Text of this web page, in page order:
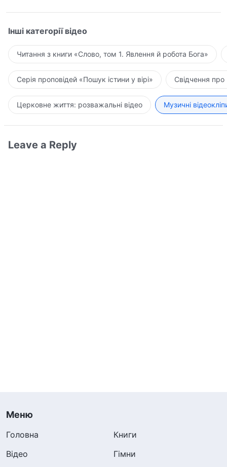
Інші категорії відео
Читання з книги «Слово, том 1. Явлення й робота Бога»
Серія проповідей «Пошук істини у вірі» Свідчення
Церковне життя: розважальні відео Музичні
Leave a Reply
Меню
Головна
Книги
Відео
Гімни